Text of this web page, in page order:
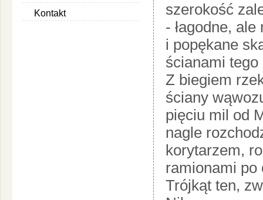
Kontakt
szerokość
- łagodne,
i popękane
ścianami tego
Z biegiem
ściany
pięciu mil od
nagle
korytarzem,
ramionami po
Trójkąt ten,